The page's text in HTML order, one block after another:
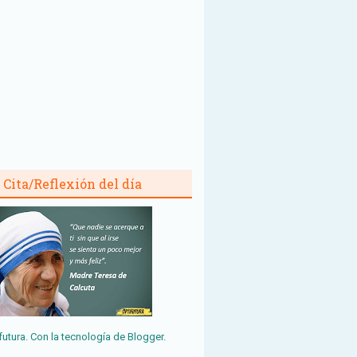
Cita/Reflexión del día
Con la tecnología de Blogger.